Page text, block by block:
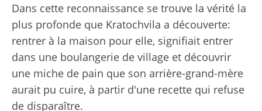
Dans cette reconnaissance se trouve la vérité la
plus profonde que Kratochvila a découverte:
rentrer à la maison pour elle, signifiait entrer
dans une boulangerie de village et découvrir
une miche de pain que son arrière-grand-mère
aurait pu cuire, à partir d'une recette qui refuse
de disparaître.